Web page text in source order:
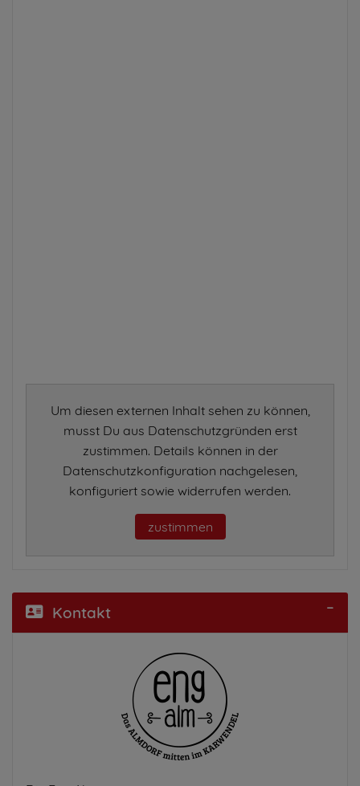
Um diesen externen Inhalt sehen zu können,
musst Du aus Datenschutzgründen erst
zustimmen. Details können in der
Datenschutzkonfiguration nachgelesen,
konfiguriert sowie widerrufen werden.
zustimmen
Kontakt